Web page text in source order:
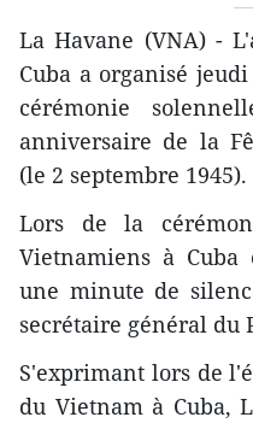
La Havane (VNA) -
Cuba a organisé
cérémonie
anniversaire de la
(le 2 septembre 1945).
Lors de la
Vietnamiens à
une minute de
secrétaire général du
S'exprimant lors de
du Vietnam à Cuba,